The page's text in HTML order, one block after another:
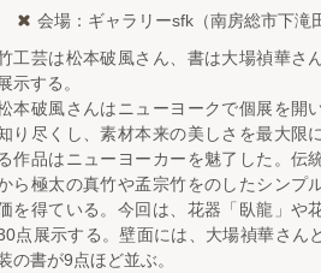
会場：ギャラリーsfk（南房総市下滝
工芸は松本破風さん、書は大場禎華さ
展示する。
本破風さんはニューヨークで個展を開
り尽くし、素材本来の美しさを最大限
る作品はニューヨーカーを魅了した。伝
ら極太の真竹や孟宗竹をのしたシンプ
を得ている。今回は、花器「臥龍」や
点展示する。壁面には、大場禎華さん
の書が9点ほど並ぶ。